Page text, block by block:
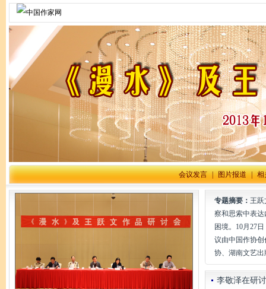
会议发言 | 图片报道 | 相
专题摘要： 王
察和思索中表
困境。10月27
议由中国作协
协、湖南文艺
李敬泽在研